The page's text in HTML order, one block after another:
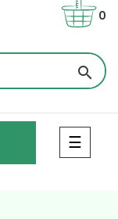
search
0
☰